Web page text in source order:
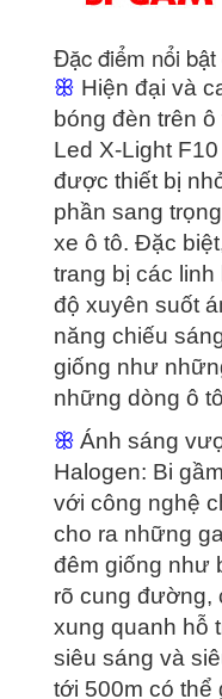
Đặc điểm nổi bật
ꕥ Hiện đại và
bóng đèn trên
Led X-Light
được thiết bị
phần sang
xe ô tô. Đặc
trang bị các
độ xuyên suốt
năng chiếu
giống như
những dòng ô
ꕥ Ánh sáng
Halogen: Bi
với công nghệ
cho ra những
đêm giống như
rõ cung đường,
xung quanh hỗ
siêu sáng và
tới 500m có thể